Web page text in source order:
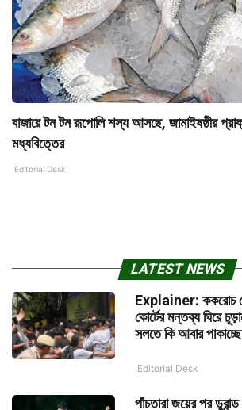
বাজারে টন টন রূপোলি শস্য আসছে, জামাইষষ্ঠীর
মধ্যবিত্তের
Editorial Desk
LATEST NEWS
Explainer: ককরোচ
কোর্টের মন্তব্য ঘিরে
সলতে কি আবার
Editorial Desk
পাঁচতারা জয়ের পর